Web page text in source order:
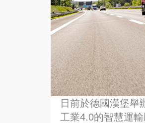
日前於德國漢堡舉
工業4.0的智慧運